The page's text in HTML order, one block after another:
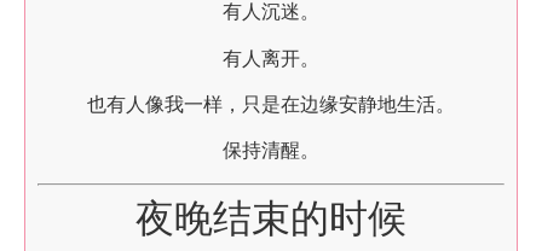
有人沉迷。
有人离开。
也有人像我一样，只是在边缘安静地生活。
保持清醒。
夜晚结束的时候